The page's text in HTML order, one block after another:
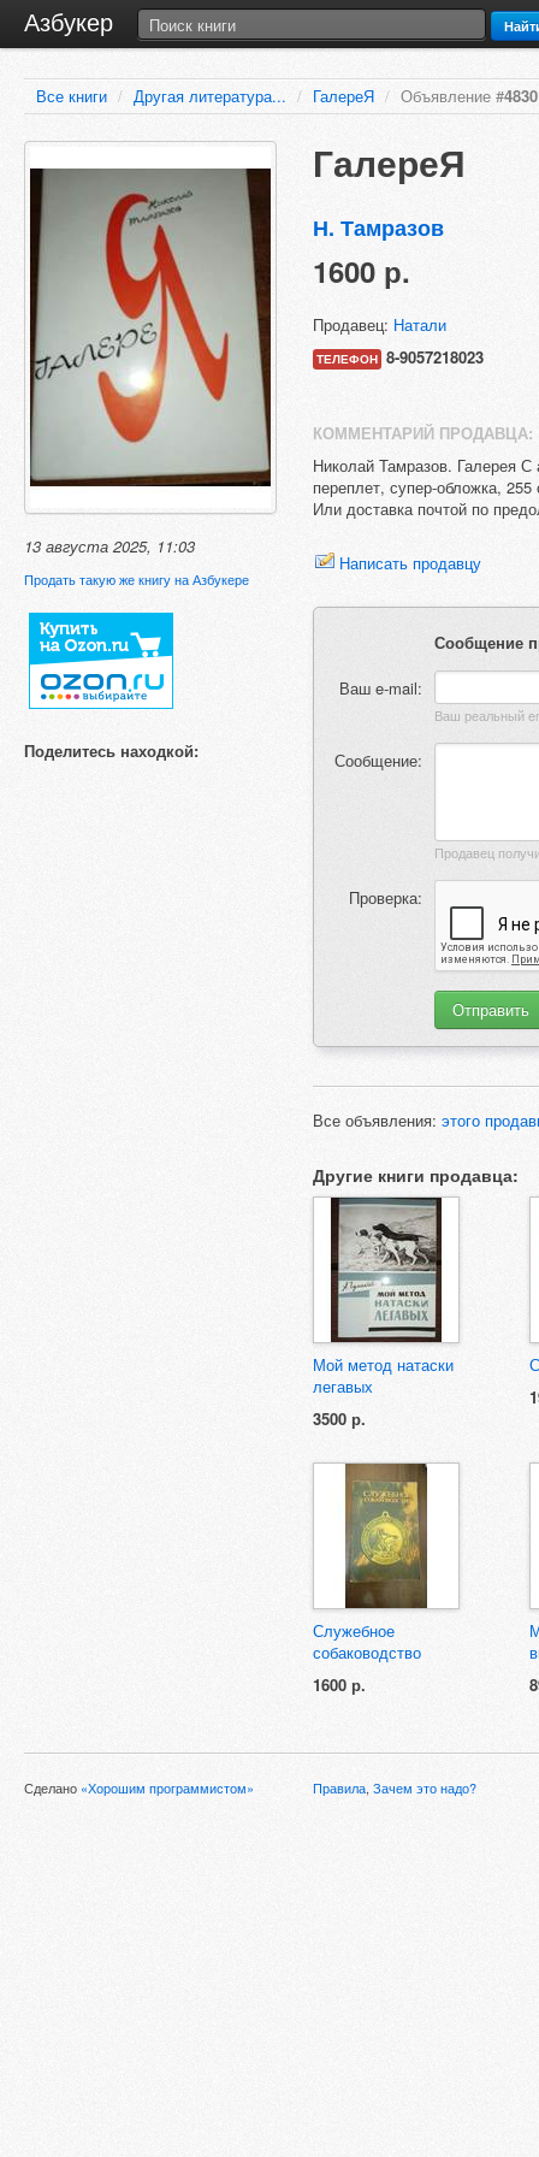
Азбукер
Все книги / Другая литература... / ГалереЯ / Объявление #
13 августа 2025, 11:03
Продать такую же книгу на Азбукере
Поделитесь находкой:
ГалереЯ
Н. Тамразов
1600 р.
Продавец: Натали
ТЕЛЕФОН 8-9057218023
КОММЕНТАРИЙ ПРОДАВЦА:
Николай Тамразов. Галерея
переплет, супер-обложка,
Или доставка почтой по
Написать продавцу
Сообщение
Ваш e-mail:
Сообщение:
Проверка:
Все объявления: этого
Другие книги продавца:
Мой метод натаски
легавых
3500 р.
Служебное
собаководство
1600 р.
Сделано «Хорошим программистом» Правила, Зачем это надо?